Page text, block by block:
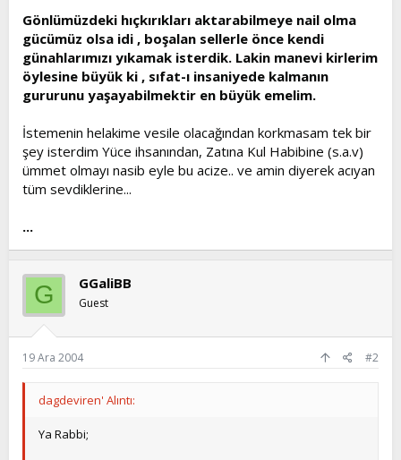
Gönlümüzdeki hıçkırıkları aktarabilmeye nail olma
gücümüz olsa idi , boşalan sellerle önce kendi
günahlarımızı yıkamak isterdik. Lakin manevi kirlerim
öylesine büyük ki , sıfat-ı insaniyede kalmanın
gururunu yaşayabilmektir en büyük emelim.
İstemenin helakime vesile olacağından korkmasam tek bir
şey isterdim Yüce ihsanından, Zatına Kul Habibine (s.a.v)
ümmet olmayı nasib eyle bu acize.. ve amin diyerek acıyan
tüm sevdiklerine...
...
G GGaliBB
Guest
19 Ara 2004 #2
dagdeviren' Alıntı:
Ya Rabbi;